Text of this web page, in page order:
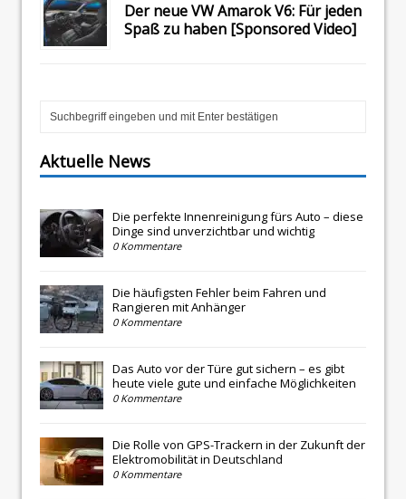
Der neue VW Amarok V6: Für jeden
Spaß zu haben [Sponsored Video]
Aktuelle News
Die perfekte Innenreinigung fürs Auto – diese
Dinge sind unverzichtbar und wichtig
0 Kommentare
Die häufigsten Fehler beim Fahren und
Rangieren mit Anhänger
0 Kommentare
Das Auto vor der Türe gut sichern – es gibt
heute viele gute und einfache Möglichkeiten
0 Kommentare
Die Rolle von GPS-Trackern in der Zukunft der
Elektromobilität in Deutschland
0 Kommentare